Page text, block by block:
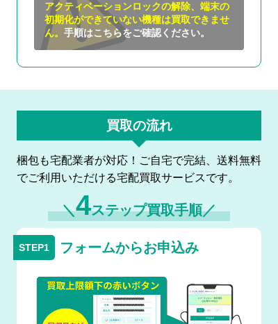
アクティベーションロックの解除、端末の
初期化ができていない機種は買取できませ
ん。手順はこちらをご確認ください。
買取の流れ
梱包も宅配業者が対応！ご自宅で完結、送料無料
でご利用いただける宅配買取サービスです。
＼4ステップ買取手順／
フォームからお申込み